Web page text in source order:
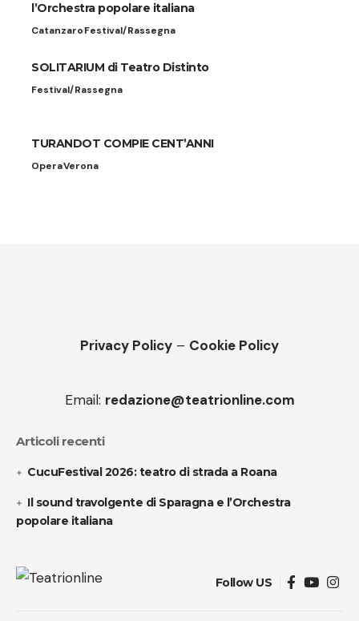
l’Orchestra popolare italiana
CatanzaroFestival/Rassegna
SOLITARIUM di Teatro Distinto
Festival/Rassegna
TURANDOT COMPIE CENT’ANNI
OperaVerona
Privacy Policy – Cookie Policy
Email: redazione@teatrionline.com
Articoli recenti
CucuFestival 2026: teatro di strada a Roana
Il sound travolgente di Sparagna e l’Orchestra
popolare italiana
Follow US